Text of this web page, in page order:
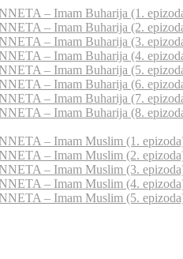
– Imam Buharija (1.
– Imam Buharija (2.
– Imam Buharija (3.
– Imam Buharija (4.
– Imam Buharija (5.
– Imam Buharija (6.
– Imam Buharija (7.
– Imam Buharija (8.
– Imam Muslim (1.
– Imam Muslim (2.
– Imam Muslim (3.
– Imam Muslim (4.
– Imam Muslim (5.